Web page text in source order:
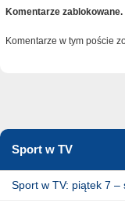
Komentarze zablokowane.
Komentarze w tym poście
Sport w TV
Sport w TV: piątek 7 –